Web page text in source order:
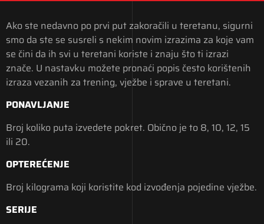
Ako ste nedavno po prvi put zakoračili u teretanu, sigurni
smo da ste se susreli s nekim novim izrazima za koje vam
se čini da ih svi u teretani koriste i znaju što ti izrazi
znače. U nastavku možete pronaći popis često korištenih
izraza vezanih za trening, vježbe i sprave u teretani.
PONAVLJANJE
Broj koliko puta izvedete pokret. Obično je to 8, 10, 12, 15
ili 20.
OPTEREĆENJE
Broj kilograma koji koristite kod izvođenja pojedine vježbe.
SERIJE